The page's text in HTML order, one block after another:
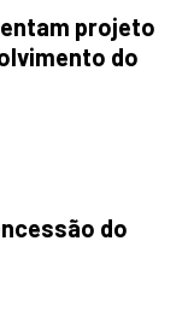
projeto
do
do